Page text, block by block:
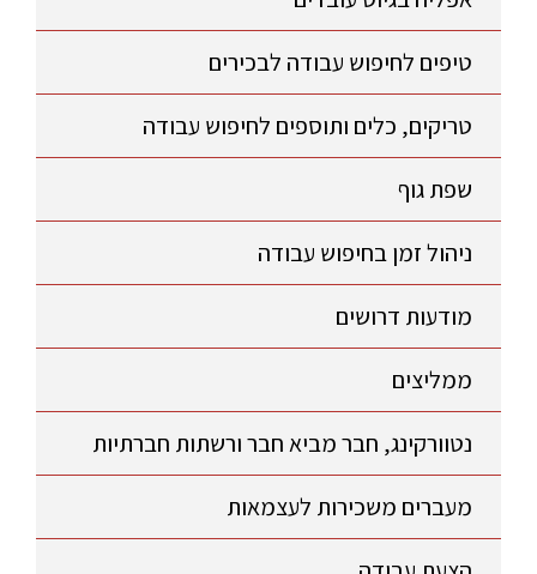
טיפים לחיפוש עבודה לבכירים
טריקים, כלים ותוספים לחיפוש עבודה
שפת גוף
ניהול זמן בחיפוש עבודה
מודעות דרושים
ממליצים
נטוורקינג, חבר מביא חבר ורשתות חברתיות
מעברים משכירות לעצמאות